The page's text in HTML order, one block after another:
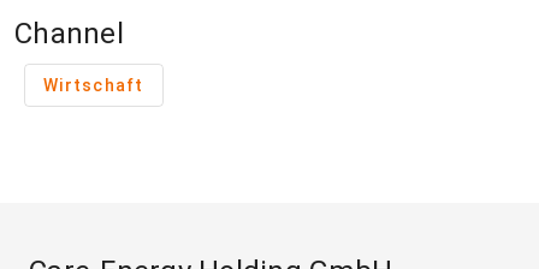
Channel
Wirtschaft